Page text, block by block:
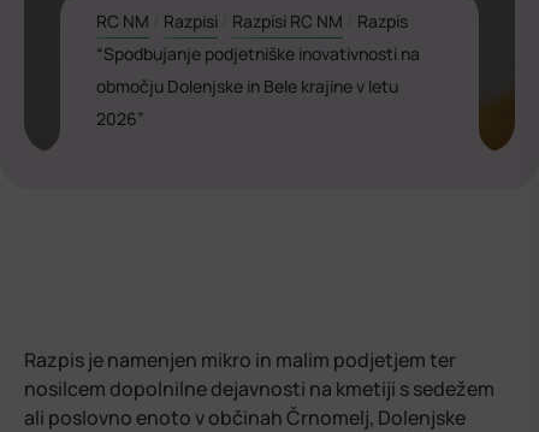
RC NM Razpisi Razpisi RC NM
Razpis
“Spodbujanje podjetniške inovativnosti na
območju Dolenjske in Bele krajine v letu
2026”
Razpis je namenjen mikro in malim podjetjem ter
nosilcem dopolnilne dejavnosti na kmetiji s sedežem
ali poslovno enoto v občinah Črnomelj, Dolenjske